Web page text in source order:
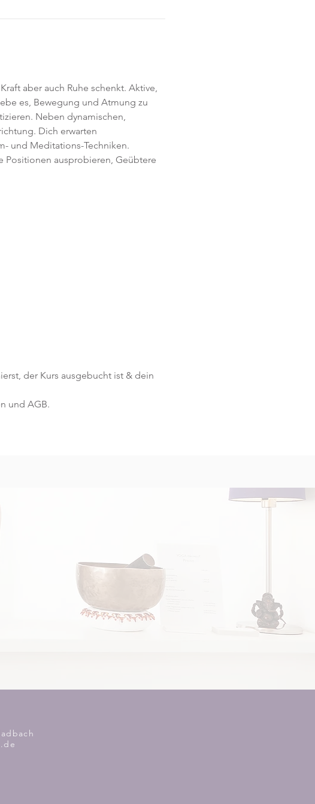
aber auch Ruhe schenkt. Aktive,
es, Bewegung und Atmung zu
Neben dynamischen,
Dich erwarten
und Meditations-Techniken.
Positionen ausprobieren, Geübtere
der Kurs ausgebucht ist & dein
und AGB.